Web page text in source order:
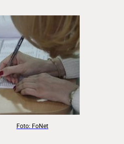
Foto: FoNet